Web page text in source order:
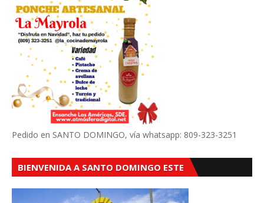
Pedido en SANTO DOMINGO, vía whatsapp: 809-323-3251
BIENVENIDA A SANTO DOMINGO ESTE